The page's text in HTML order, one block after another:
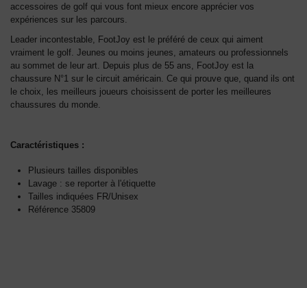
accessoires de golf qui vous font mieux encore apprécier vos
expériences sur les parcours.
Leader incontestable, FootJoy est le préféré de ceux qui aiment
vraiment le golf. Jeunes ou moins jeunes, amateurs ou professionnels
au sommet de leur art. Depuis plus de 55 ans, FootJoy est la
chaussure N°1 sur le circuit américain. Ce qui prouve que, quand ils ont
le choix, les meilleurs joueurs choisissent de porter les meilleures
chaussures du monde.
Caractéristiques :
Plusieurs tailles disponibles
Lavage : se reporter à l'étiquette
Tailles indiquées FR/Unisex
Référence 35809